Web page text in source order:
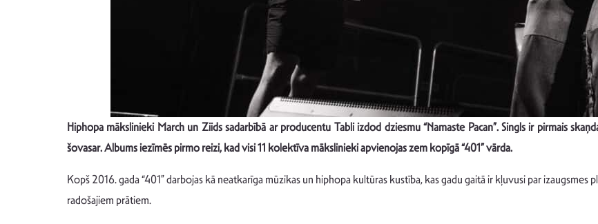
Hiphopa mākslinieki March un Ziids sadarbībā ar producentu Tabli izdod dziesmu “Namaste Pacan”. Singls ir pirmais
šovasar. Albums iezīmēs pirmo reizi, kad visi 11 kolektīva mākslinieki apvienojas zem kopīgā “401” vārda.
Kopš 2016. gada “401” darbojas kā neatkarīga mūzikas un hiphopa kultūras kustība, kas gadu gaitā ir kļuvusi par
radošajiem prātiem.